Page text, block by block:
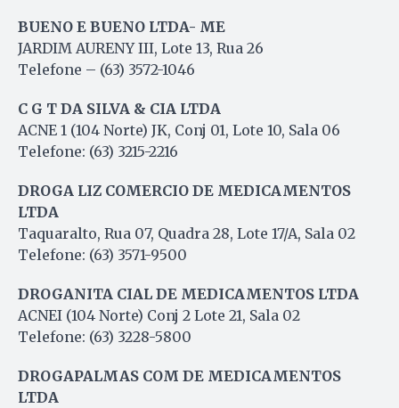
BUENO E BUENO LTDA- ME
JARDIM AURENY III, Lote 13, Rua 26
Telefone – (63) 3572-1046
C G T DA SILVA & CIA LTDA
ACNE 1 (104 Norte) JK, Conj 01, Lote 10, Sala 06
Telefone: (63) 3215-2216
DROGA LIZ COMERCIO DE MEDICAMENTOS
LTDA
Taquaralto, Rua 07, Quadra 28, Lote 17/A, Sala 02
Telefone: (63) 3571-9500
DROGANITA CIAL DE MEDICAMENTOS LTDA
ACNEI (104 Norte) Conj 2 Lote 21, Sala 02
Telefone: (63) 3228-5800
DROGAPALMAS COM DE MEDICAMENTOS
LTDA